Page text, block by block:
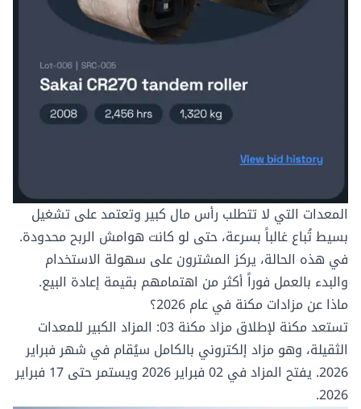
المعدات التي لا تتطلب رأس مال كبير وتعتمد على تشغيل
بسيط تُباع غالباً بسرعة، حتى لو كانت هوامش الربح محدودة.
في هذه الحالة، يركز المشترون على سهولة الاستخدام
والبدء بالعمل فوراً أكثر من اهتمامهم بقيمة إعادة البيع.
ماذا عن مزادات مكنة في عام 2026؟
تستعد مكنة لإطلاق
مزاد مكنة 03: المزاد الكبير للمعدات
الثقيلة، وهو مزاد إلكتروني بالكامل سيُقام في شهر فبراير
2026. يفتح المزاد في 02 فبراير 2026 ويستمر حتى 17 فبراير
2026.